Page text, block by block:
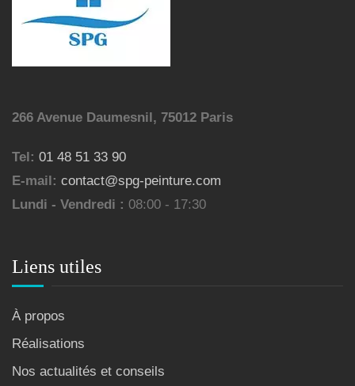
266 Avenue Daumesnil, 75012 Paris
Tel: 01 48 51 33 90
E-mail: contact@spg-peinture.com
Lundi - Vendredi : 08:00 - 17:30
Liens utiles
À propos
Réalisations
Nos actualités et conseils